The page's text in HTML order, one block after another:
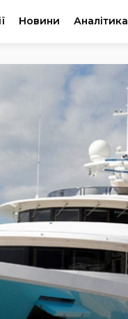
Новини Аналітика